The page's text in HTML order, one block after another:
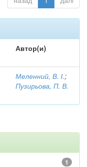
Автор(и)
Меленний, В. І.;
Пузирьова, П. В.
1